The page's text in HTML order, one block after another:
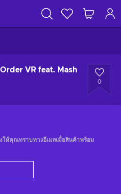
VR feat. Mash
0
ให้คุณทราบทางอีเมลเมื่อสินค้าพร้อม